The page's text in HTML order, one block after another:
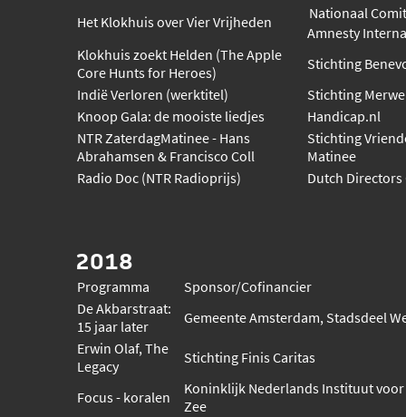
Het Klokhuis over Vier Vrijheden
Nationaal
Amnesty
Klokhuis zoekt Helden (The Apple
Core Hunts for Heroes)
Stichting
Indië Verloren (werktitel)
Stichting
Knoop Gala: de mooiste liedjes
Handicap.nl
NTR ZaterdagMatinee - Hans
Abrahamsen & Francisco Coll
Stichting
Matinee
Radio Doc (NTR Radioprijs)
Dutch Directors
2018
Programma
Sponsor/Cofinancier
De Akbarstraat:
15 jaar later
Gemeente Amsterdam, Stadsdeel
Erwin Olaf, The
Legacy
Stichting Finis Caritas
Focus - koralen
Koninklijk Nederlands Instituut
Zee